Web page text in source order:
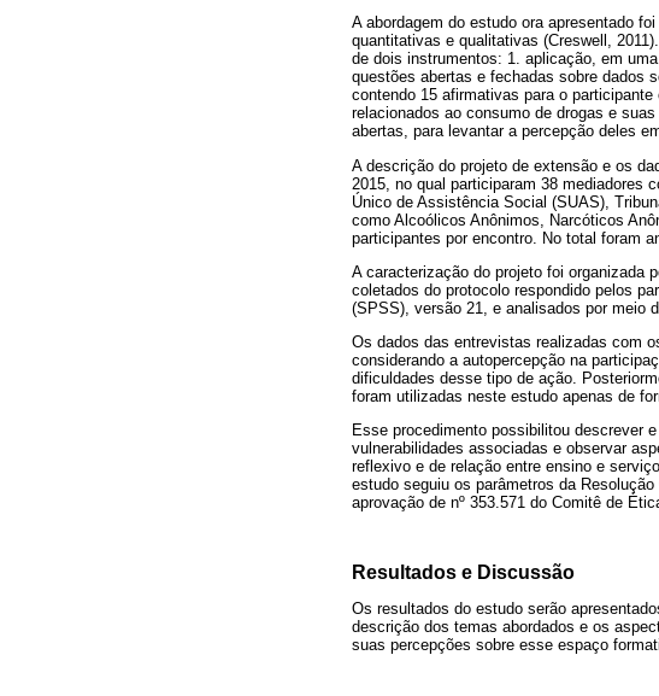
A abordagem do estudo ora apresentado
quantitativas e qualitativas (Creswell,
de dois instrumentos: 1. aplicação, em
questões abertas e fechadas sobre dados
contendo 15 afirmativas para o
relacionados ao consumo de drogas e
abertas, para levantar a percepção deles
A descrição do projeto de extensão e os
2015, no qual participaram 38 mediadores
Único de Assistência Social (SUAS),
como Alcoólicos Anônimos, Narcóticos
participantes por encontro. No total foram
A caracterização do projeto foi organizada
coletados do protocolo respondido pelos
(SPSS), versão 21, e analisados por meio
Os dados das entrevistas realizadas com
considerando a autopercepção na
dificuldades desse tipo de ação.
foram utilizadas neste estudo apenas de
Esse procedimento possibilitou descrever
vulnerabilidades associadas e observar
reflexivo e de relação entre ensino e
estudo seguiu os parâmetros da
aprovação de nº 353.571 do Comitê de
Resultados e Discussão
Os resultados do estudo serão
descrição dos temas abordados e os
suas percepções sobre esse espaço